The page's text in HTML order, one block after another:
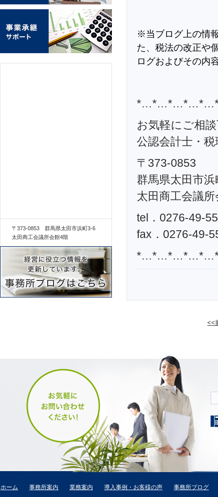
※当ブログ上の情
た、税法の改正や
ログおよびその内
お気軽にご相
公認会計士・
〒373-0853
群馬県太田市
太田商工会議
tel．0276-49-
fax．0276-49-
<<
〒373-0853 群馬県太田市浜町3-6
太田商工会議所会館4階
ホーム 事務所案内 業務案内 導入事例・お客様の声 事務所ブログ